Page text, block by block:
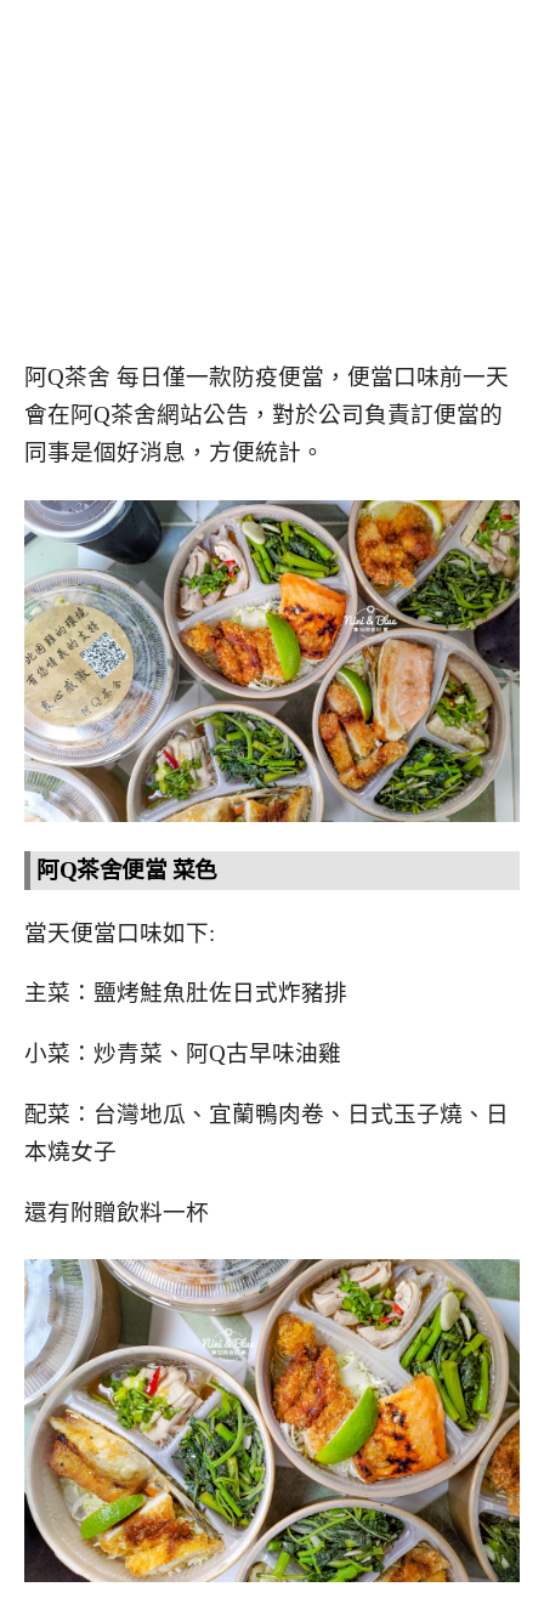
阿Q茶舍 每日僅一款防疫便當，便當口味前一天
會在阿Q茶舍網站公告，對於公司負責訂便當的
同事是個好消息，方便統計。
阿Q茶舍便當 菜色
當天便當口味如下:
主菜：鹽烤鮭魚肚佐日式炸豬排
小菜：炒青菜、阿Q古早味油雞
配菜：台灣地瓜、宜蘭鴨肉卷、日式玉子燒、日
本燒女子
還有附贈飲料一杯